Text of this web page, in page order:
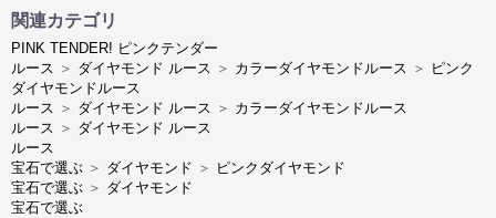
関連カテゴリ
PINK TENDER! ピンクテンダー
ルース ＞ ダイヤモンド ルース ＞ カラーダイヤモンドルース ＞ ピンク
ダイヤモンドルース
ルース ＞ ダイヤモンド ルース ＞ カラーダイヤモンドルース
ルース ＞ ダイヤモンド ルース
ルース
宝石で選ぶ ＞ ダイヤモンド ＞ ピンクダイヤモンド
宝石で選ぶ ＞ ダイヤモンド
宝石で選ぶ